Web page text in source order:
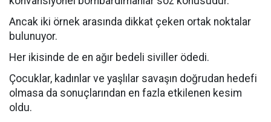
Ancak iki örnek arasında dikkat çeken ortak noktalar
bulunuyor.
Her ikisinde de en ağır bedeli siviller ödedi.
Çocuklar, kadınlar ve yaşlılar savaşın doğrudan hedefi
olmasa da sonuçlarından en fazla etkilenen kesim
oldu.